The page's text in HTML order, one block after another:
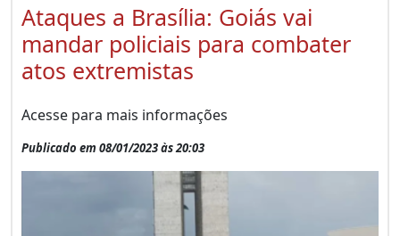
Ataques a Brasília: Goiás vai
mandar policiais para combater
atos extremistas
Acesse para mais informações
Publicado em 08/01/2023 às 20:03